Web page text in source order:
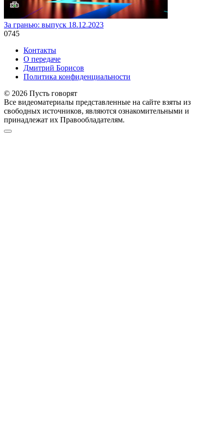
За гранью: выпуск 18.12.2023
0745
Контакты
О передаче
Дмитрий Борисов
Политика конфиденциальности
© 2026 Пусть говорят
Все видеоматериалы представленные на сайте взяты из
свободных источников, являются ознакомительными и
принадлежат их Правообладателям.